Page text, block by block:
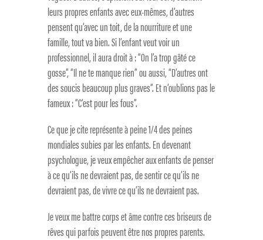
leurs propres enfants avec eux-mêmes, d’autres
pensent qu’avec un toit, de la nourriture et une
famille, tout va bien. Si l’enfant veut voir un
professionnel, il aura droit à : “On l’a trop gâté ce
gosse”, “Il ne te manque rien” ou aussi, “D’autres ont
des soucis beaucoup plus graves”. Et n’oublions pas le
fameux : “C’est pour les fous”.
Ce que je cite représente à peine 1/4 des peines
mondiales subies par les enfants. En devenant
psychologue, je veux empêcher aux enfants de penser
à ce qu’ils ne devraient pas, de sentir ce qu’ils ne
devraient pas, de vivre ce qu’ils ne devraient pas.
Je veux me battre corps et âme contre ces briseurs de
rêves qui parfois peuvent être nos propres parents.